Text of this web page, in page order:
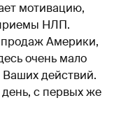
мотивацию,
НЛП.
продаж Америки,
очень мало
действий.
с первых же